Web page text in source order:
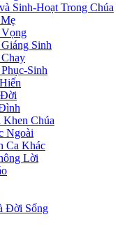
Sinh-Hoạt Trong Chúa
Vọng
Sinh
Sinh
Đời
Chúa
Ngoài
Ca Khác
Lời
Đời Sống